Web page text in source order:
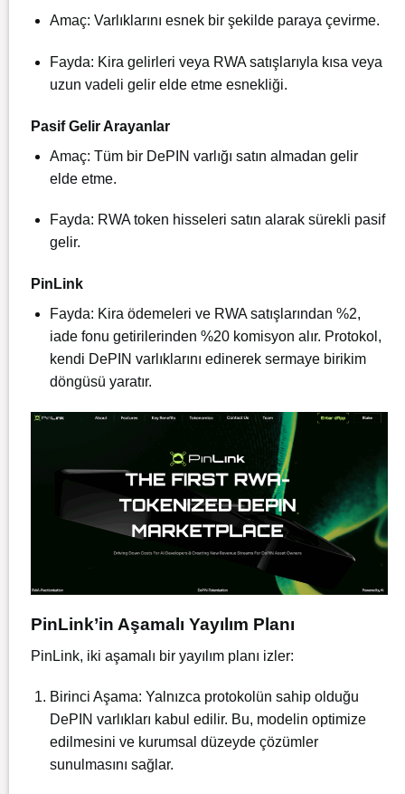
Amaç: Varlıklarını esnek bir şekilde paraya çevirme.
Fayda: Kira gelirleri veya RWA satışlarıyla kısa veya
uzun vadeli gelir elde etme esnekliği.
Pasif Gelir Arayanlar
Amaç: Tüm bir DePIN varlığı satın almadan gelir
elde etme.
Fayda: RWA token hisseleri satın alarak sürekli pasif
gelir.
PinLink
Fayda: Kira ödemeleri ve RWA satışlarından %2,
iade fonu getirilerinden %20 komisyon alır. Protokol,
kendi DePIN varlıklarını edinerek sermaye birikim
döngüsü yaratır.
PinLink’in Aşamalı Yayılım Planı
PinLink, iki aşamalı bir yayılım planı izler:
Birinci Aşama: Yalnızca protokolün sahip olduğu
DePIN varlıkları kabul edilir. Bu, modelin optimize
edilmesini ve kurumsal düzeyde çözümler
sunulmasını sağlar.